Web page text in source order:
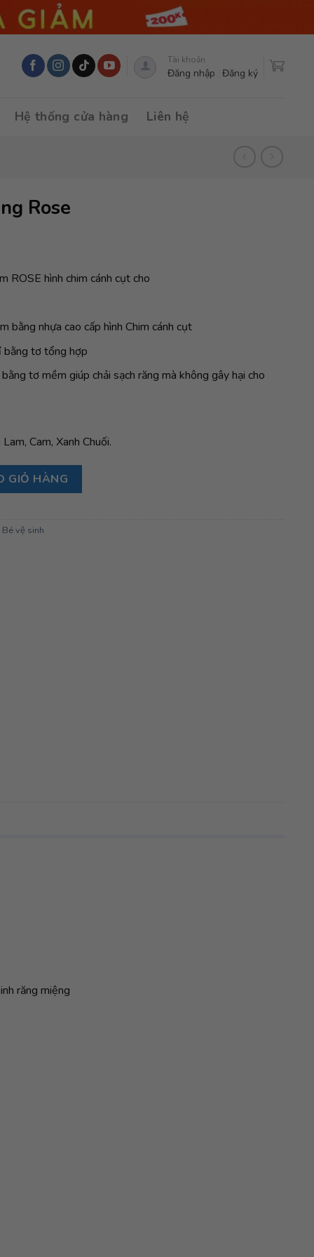
Tài khoản
Đăng nhập Đăng ký
Hệ thống cửa hàng Liên hệ
Rose
ROSE hình chim cánh cụt cho
bằng nhựa cao cấp hình Chim cánh cụt
bằng tơ tổng hợp
tơ mềm giúp chải sạch răng mà không gây hại cho
Cam, Xanh Chuối.
GIỎ HÀNG
Bé vệ sinh
răng miệng